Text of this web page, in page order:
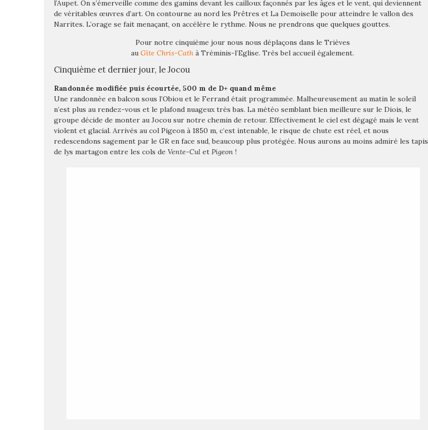
l’Aupet. On s’émerveille comme des gamins devant les cailloux façonnés par les âges et le vent, qui deviennent
de véritables œuvres d’art. On contourne au nord les Prêtres et La Demoiselle pour atteindre le vallon des
Narrites. L’orage se fait menaçant, on accélère le rythme. Nous ne prendrons que quelques gouttes.
Pour notre cinquième jour nous nous déplaçons dans le Trièves
auGîte Chris-Cath à Tréminis-l’Eglise. Très bel accueil également.
Cinquième et dernier jour, le Jocou
Randonnée modifiée puis écourtée, 500 m de D+ quand même
Une randonnée en balcon sous l’Obiou et le Ferrand était programmée. Malheureusement au matin le soleil
n’est plus au rendez-vous et le plafond nuageux très bas. La météo semblant bien meilleure sur le Diois, le
groupe décide de monter au Jocou sur notre chemin de retour. Effectivement le ciel est dégagé mais le vent
violent et glacial. Arrivés au col Pigeon à 1850 m, c’est intenable, le risque de chute est réel, et nous
redescendons sagement par le GR en face sud, beaucoup plus protégée. Nous aurons au moins admiré les tapis
de lys martagon entre les cols de Vente-Cul et Pigeon !